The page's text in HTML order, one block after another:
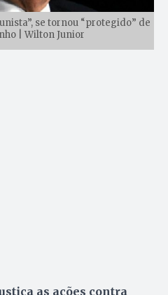
se tornou “protegido” de
| Wilton Junior
as ações contra